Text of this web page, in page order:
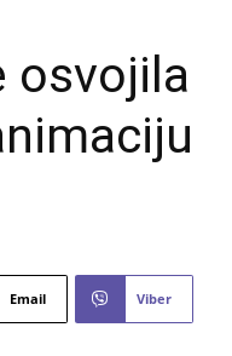
osvojila
Email Viber